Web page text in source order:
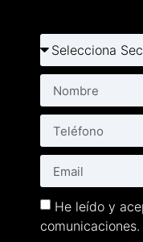
He leído y
comunicaciones.